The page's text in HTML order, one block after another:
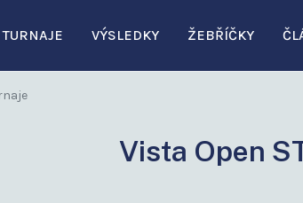
TURNAJE VÝSLEDKY ŽEBŘÍČKY
Vista Open